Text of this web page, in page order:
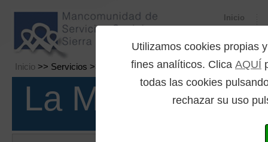
Utilizamos cookies propias
fines analíticos. Clica AQUÍ
todas las cookies
rechazar su uso
Inicio
Inicio >> Servicios >> Calendario de eventos
La